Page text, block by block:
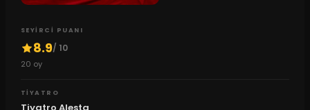
SEYIRCI PUANI
8.9/ 10
20 oy
TIYATRO